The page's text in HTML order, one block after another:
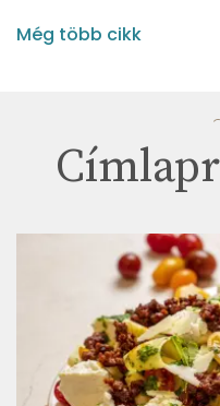
Még több cikk